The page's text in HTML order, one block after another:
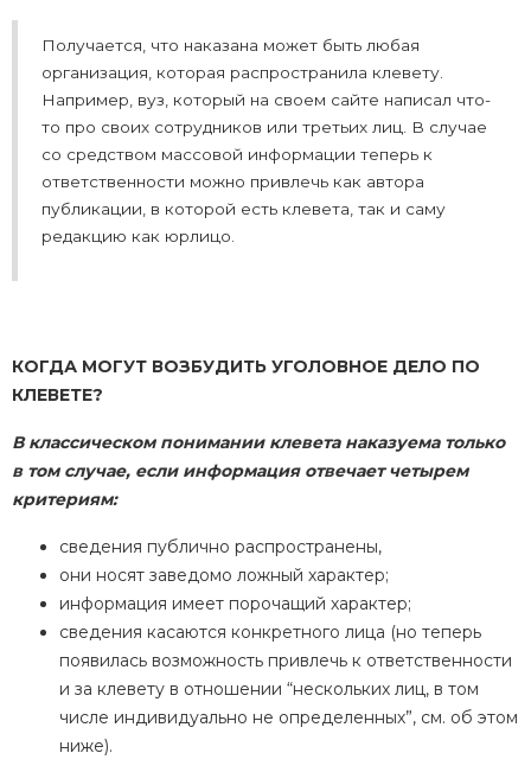
Получается, что наказана может быть любая
организация, которая распространила клевету.
Например, вуз, который на своем сайте написал что-
то про своих сотрудников или третьих лиц. В случае
со средством массовой информации теперь к
ответственности можно привлечь как автора
публикации, в которой есть клевета, так и саму
редакцию как юрлицо.
КОГДА МОГУТ ВОЗБУДИТЬ УГОЛОВНОЕ ДЕЛО ПО
КЛЕВЕТЕ?
В классическом понимании клевета наказуема только
в том случае, если информация отвечает четырем
критериям:
сведения публично распространены,
они носят заведомо ложный характер;
информация имеет порочащий характер;
сведения касаются конкретного лица (но теперь
появилась возможность привлечь к ответственности
и за клевету в отношении “нескольких лиц, в том
числе индивидуально не определенных”, см. об этом
ниже).